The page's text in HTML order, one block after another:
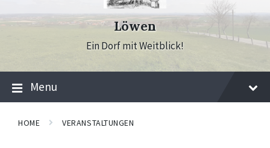
Löwen
Ein Dorf mit Weitblick!
Menu
HOME VERANSTALTUNGEN